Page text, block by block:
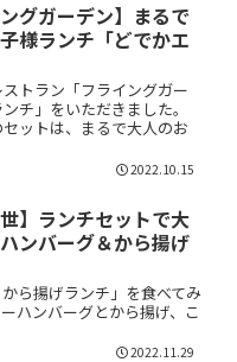
ングガーデン】まるで
様ランチ「どでかエ
トラン「フライングガー
チ」をいただきました。
ットは、まるで大人のお
2022.10.15
世】ランチセットで大
ンバーグ＆から揚げ
ら揚げランチ」を食べてみ
ハンバーグとから揚げ、こ
2022.11.29